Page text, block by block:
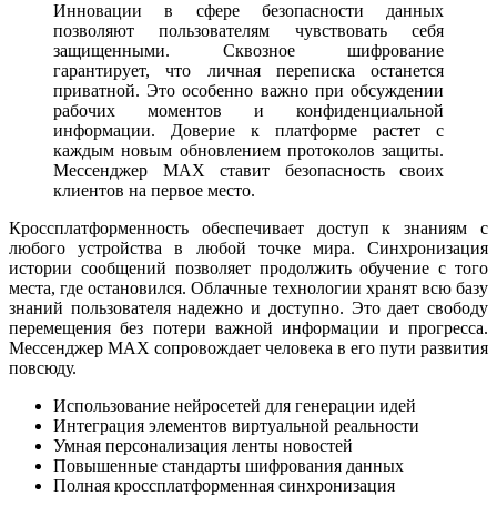
Инновации в сфере безопасности данных
позволяют пользователям чувствовать себя
защищенными. Сквозное шифрование
гарантирует, что личная переписка останется
приватной. Это особенно важно при обсуждении
рабочих моментов и конфиденциальной
информации. Доверие к платформе растет с
каждым новым обновлением протоколов защиты.
Мессенджер MAX ставит безопасность своих
клиентов на первое место.
Кроссплатформенность обеспечивает доступ к знаниям с
любого устройства в любой точке мира. Синхронизация
истории сообщений позволяет продолжить обучение с того
места, где остановился. Облачные технологии хранят всю базу
знаний пользователя надежно и доступно. Это дает свободу
перемещения без потери важной информации и прогресса.
Мессенджер MAX сопровождает человека в его пути развития
повсюду.
Использование нейросетей для генерации идей
Интеграция элементов виртуальной реальности
Умная персонализация ленты новостей
Повышенные стандарты шифрования данных
Полная кроссплатформенная синхронизация